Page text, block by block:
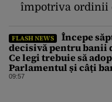
împotriva ordinii
FLASH NEWS
Începe
decisivă pentru banii
Ce legi trebuie să
Parlamentul și câți
România să piardă
09:57